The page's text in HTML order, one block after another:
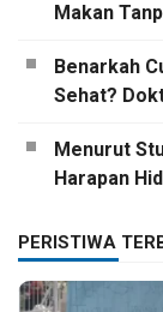
Makan
Benarkah
Sehat?
Menurut
Harapan
PERISTIWA